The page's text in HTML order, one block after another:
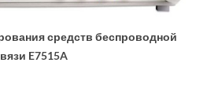
средств беспроводной
E7515A